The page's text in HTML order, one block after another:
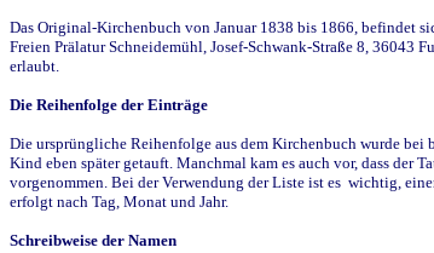
Das Original-Kirchenbuch von Januar 1838 bis 1866, befindet
Freien Prälatur Schneidemühl, Josef-Schwank-Straße 8, 36043
erlaubt.
Die Reihenfolge der Einträge
Die ursprüngliche Reihenfolge aus dem Kirchenbuch wurde bei
Kind eben später getauft. Manchmal kam es auch vor, dass der
vorgenommen. Bei der Verwendung der Liste ist es wichtig,
erfolgt nach Tag, Monat und Jahr.
Schreibweise der Namen